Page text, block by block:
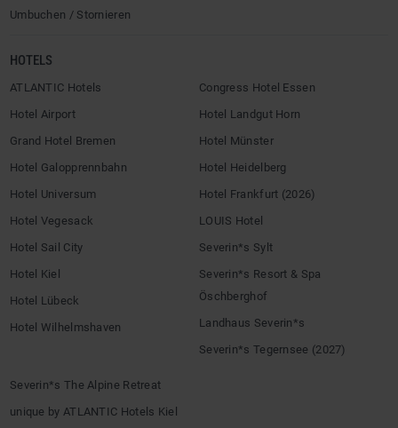
Umbuchen / Stornieren
HOTELS
ATLANTIC Hotels
Hotel Airport
Grand Hotel Bremen
Hotel Galopprennbahn
Hotel Universum
Hotel Vegesack
Hotel Sail City
Hotel Kiel
Hotel Lübeck
Hotel Wilhelmshaven
Congress Hotel Essen
Hotel Landgut Horn
Hotel Münster
Hotel Heidelberg
Hotel Frankfurt (2026)
LOUIS Hotel
Severin*s Sylt
Severin*s Resort & Spa
Öschberghof
Landhaus Severin*s
Severin*s Tegernsee (2027)
Severin*s The Alpine Retreat
unique by ATLANTIC Hotels Kiel